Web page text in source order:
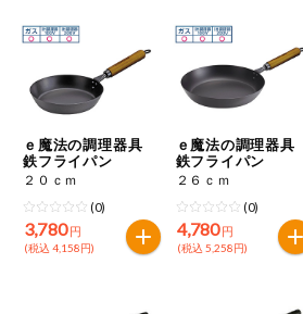
テキスト注文サイトを表示
お問い合わせ
ベビー
衣料品
趣味・娯楽
ペット
ｅ魔法の調理器具
鉄フライパン
２０ｃｍ
(0)
3,780 円
(税込 4,158円)
ｅ魔法の調理器具
鉄フライパン
２６ｃｍ
(0)
4,780 円
(税込 5,258円)